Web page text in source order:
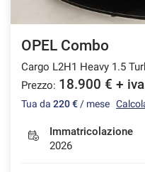
OPEL Combo
Cargo L2H1 Heavy 1.5
Prezzo: 18.900 € + iva
Tua da 220 € / mese
Immatricolazione
2026